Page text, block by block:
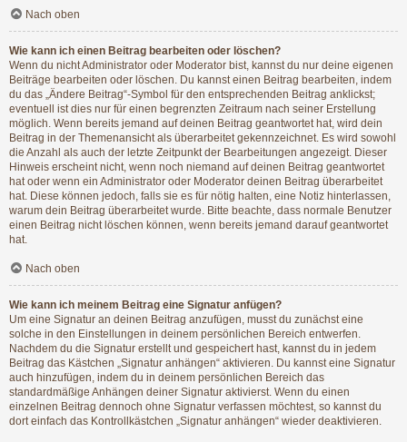
Nach oben
Wie kann ich einen Beitrag bearbeiten oder löschen?
Wenn du nicht Administrator oder Moderator bist, kannst du nur deine eigenen
Beiträge bearbeiten oder löschen. Du kannst einen Beitrag bearbeiten, indem
du das „Ändere Beitrag“-Symbol für den entsprechenden Beitrag anklickst;
eventuell ist dies nur für einen begrenzten Zeitraum nach seiner Erstellung
möglich. Wenn bereits jemand auf deinen Beitrag geantwortet hat, wird dein
Beitrag in der Themenansicht als überarbeitet gekennzeichnet. Es wird sowohl
die Anzahl als auch der letzte Zeitpunkt der Bearbeitungen angezeigt. Dieser
Hinweis erscheint nicht, wenn noch niemand auf deinen Beitrag geantwortet
hat oder wenn ein Administrator oder Moderator deinen Beitrag überarbeitet
hat. Diese können jedoch, falls sie es für nötig halten, eine Notiz hinterlassen,
warum dein Beitrag überarbeitet wurde. Bitte beachte, dass normale Benutzer
einen Beitrag nicht löschen können, wenn bereits jemand darauf geantwortet
hat.
Nach oben
Wie kann ich meinem Beitrag eine Signatur anfügen?
Um eine Signatur an deinen Beitrag anzufügen, musst du zunächst eine
solche in den Einstellungen in deinem persönlichen Bereich entwerfen.
Nachdem du die Signatur erstellt und gespeichert hast, kannst du in jedem
Beitrag das Kästchen „Signatur anhängen“ aktivieren. Du kannst eine Signatur
auch hinzufügen, indem du in deinem persönlichen Bereich das
standardmäßige Anhängen deiner Signatur aktivierst. Wenn du einen
einzelnen Beitrag dennoch ohne Signatur verfassen möchtest, so kannst du
dort einfach das Kontrollkästchen „Signatur anhängen“ wieder deaktivieren.